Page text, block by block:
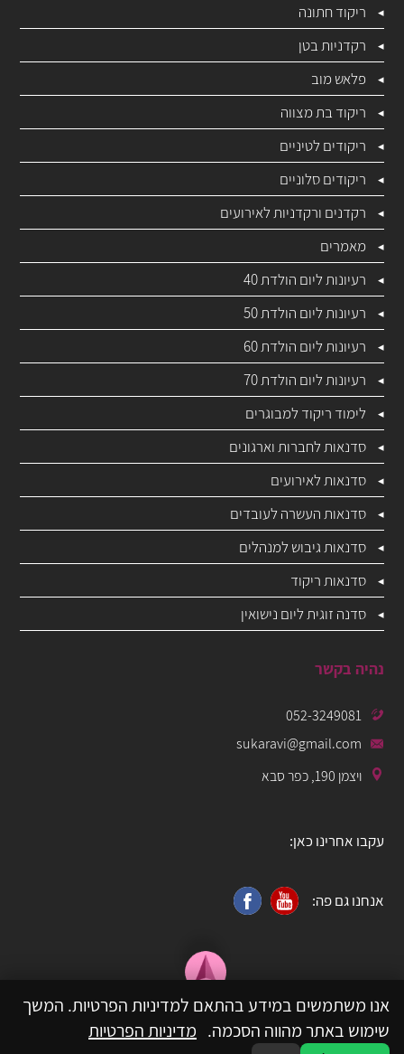
ריקוד חתונה
רקדניות בטן
פלאש מוב
ריקוד בת מצווה
ריקודים לטיניים
ריקודים סלוניים
רקדנים ורקדניות לאירועים
מאמרים
רעיונות ליום הולדת 40
רעיונות ליום הולדת 50
רעיונות ליום הולדת 60
רעיונות ליום הולדת 70
לימוד ריקוד למבוגרים
סדנאות לחברות וארגונים
סדנאות לאירועים
סדנאות העשרה לעובדים
סדנאות גיבוש למנהלים
סדנאות ריקוד
סדנה זוגית ליום נישואין
נהיה בקשר
052-3249081
sukaravi@gmail.com
ויצמן 190, כפר סבא
עקבו אחרינו כאן:
אנחנו גם פה:
אנו משתמשים במידע בהתאם למדיניות הפרטיות. המשך
שימוש באתר מהווה הסכמה. מדיניות הפרטיות